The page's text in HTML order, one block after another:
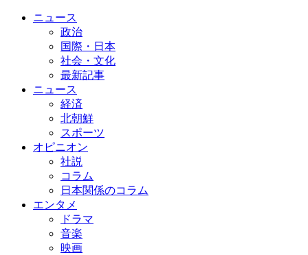
ニュース
政治
国際・日本
社会・文化
最新記事
ニュース
経済
北朝鮮
スポーツ
オピニオン
社説
コラム
日本関係のコラム
エンタメ
ドラマ
音楽
映画